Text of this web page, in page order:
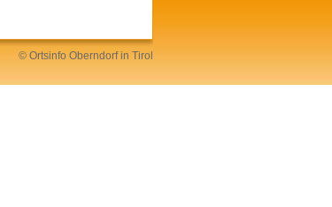
© Ortsinfo Oberndorf in Tirol